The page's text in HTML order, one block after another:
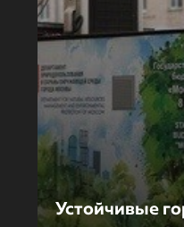
Устойчивые